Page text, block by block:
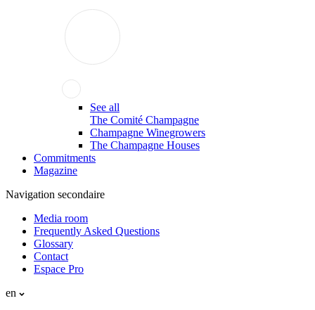
See all
The Comité Champagne
Champagne Winegrowers
The Champagne Houses
Commitments
Magazine
Navigation secondaire
Media room
Frequently Asked Questions
Glossary
Contact
Espace Pro
en